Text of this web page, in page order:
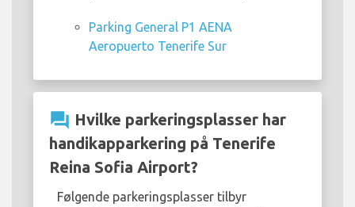
Parking General P1 AENA
Aeropuerto Tenerife Sur
question_answer Hvilke parkeringsplasser har
handikapparkering på Tenerife
Reina Sofia Airport?
Følgende parkeringsplasser tilbyr